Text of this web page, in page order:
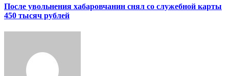
После увольнения хабаровчанин снял со служебной карты
450 тысяч рублей